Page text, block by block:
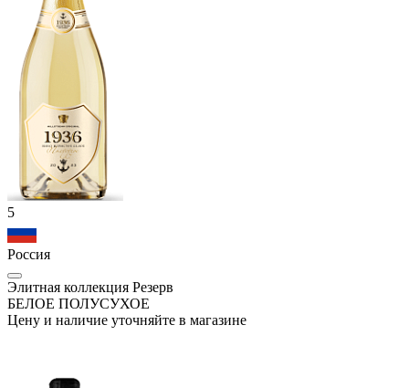
5
Россия
Элитная коллекция Резерв
БЕЛОЕ ПОЛУСУХОЕ
Цену и наличие уточняйте в магазине